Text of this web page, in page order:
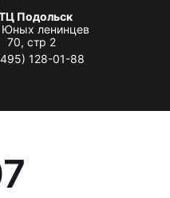
Подольск
Юных ленинцев
70, стр 2
128-01-88